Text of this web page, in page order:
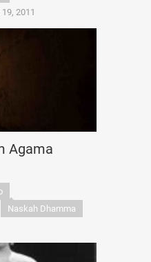
19, 2011
Agama
Naskah Dhamma